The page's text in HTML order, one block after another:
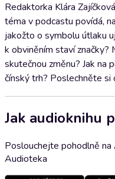
Redaktorka Klára
téma v podcastu povídá,
jakožto o symbolu útlaku
k obviněním staví
skutečnou změnu? Jak na
čínský trh? Poslechněte si
Jak audioknihu
Poslouchejte pohodlně na
Audioteka